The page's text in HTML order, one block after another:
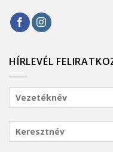
HÍRLEVÉL